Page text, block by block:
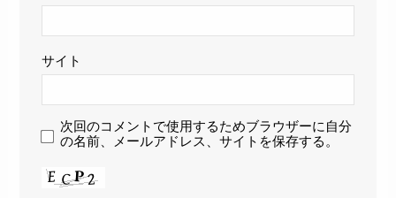
サイト
次回のコメントで使用するためブラウザーに自分
の名前、メールアドレス、サイトを保存する。